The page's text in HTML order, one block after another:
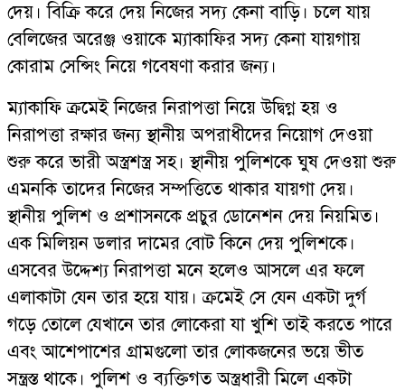
দেয়। বিক্রি করে দেয় নিজের সদ্য কেনা বাড়ি। চলে যায়
বেলিজের অরেঞ্জ ওয়াকে ম্যাকাফির সদ্য কেনা যায়গায়
কোরাম সেন্সিং নিয়ে গবেষণা করার জন্য।
ম্যাকাফি ক্রমেই নিজের নিরাপত্তা নিয়ে উদ্বিগ্ন হয় ও
নিরাপত্তা রক্ষার জন্য স্থানীয় অপরাধীদের নিয়োগ দেওয়া
শুরু করে ভারী অস্ত্রশস্ত্র সহ। স্থানীয় পুলিশকে ঘুষ দেওয়া শুরু
এমনকি তাদের নিজের সম্পত্তিতে থাকার যায়গা দেয়।
স্থানীয় পুলিশ ও প্রশাসনকে প্রচুর ডোনেশন দেয় নিয়মিত।
এক মিলিয়ন ডলার দামের বোট কিনে দেয় পুলিশকে।
এসবের উদ্দেশ্য নিরাপত্তা মনে হলেও আসলে এর ফলে
এলাকাটা যেন তার হয়ে যায়। ক্রমেই সে যেন একটা দুর্গ
গড়ে তোলে যেখানে তার লোকেরা যা খুশি তাই করতে পারে
এবং আশেপাশের গ্রামগুলো তার লোকজনের ভয়ে ভীত
সন্ত্রস্ত থাকে। পুলিশ ও ব্যক্তিগত অস্ত্রধারী মিলে একটা